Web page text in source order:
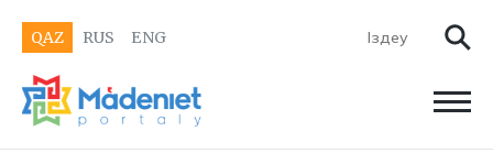
QAZ RUS ENG